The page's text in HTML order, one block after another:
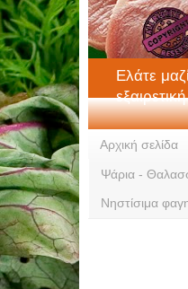
Ελάτε
Αρχική σελίδα
Ψάρια -
Νηστίσιμα